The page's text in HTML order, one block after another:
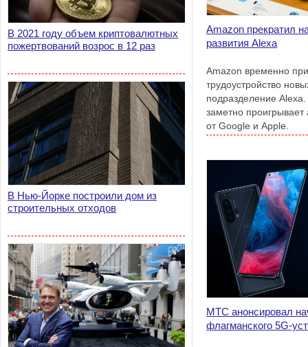
В 2021 году объем криптовалютных
пожертвований возрос в 12 раз
В Нью-Йорке построили дом из
строительных отходов
Amazon прекратил
развития Alexa
Amazon временно
трудоустройство
подразделение
заметно
от Google и Apple.
МТС анонсировал
флагманского 5G-